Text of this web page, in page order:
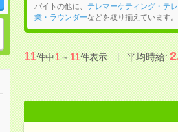
バイトの他に、 テレマーケティング・テ
業・ラウンダーなどを取り揃えています。
11件中1～11件表示 平均時給: